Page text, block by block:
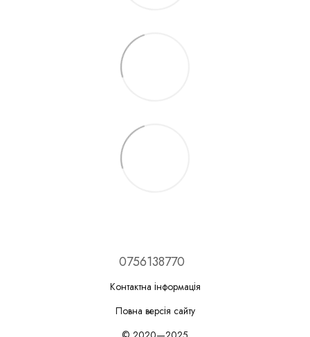
0756138770
Контактна інформація
Повна версія сайту